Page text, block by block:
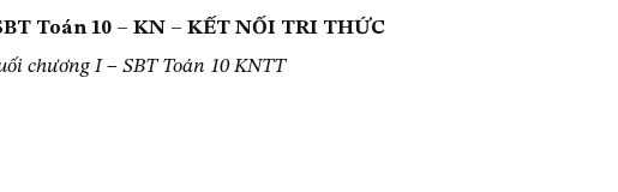
Toán 10 – KN – KẾT NỐI TRI THỨC
chương I – SBT Toán 10 KNTT